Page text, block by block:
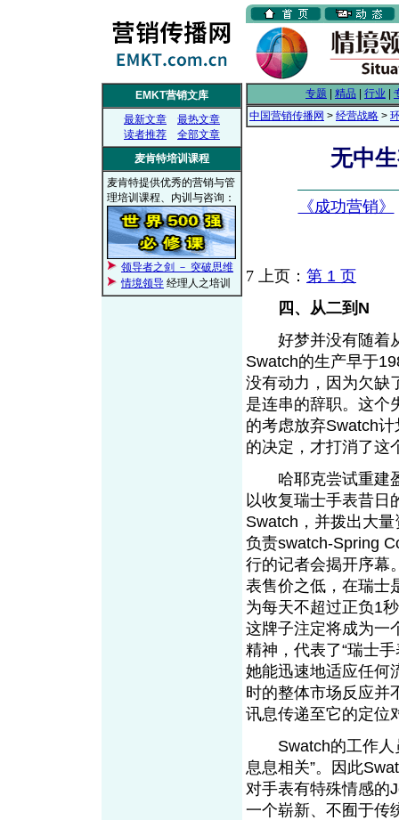
EMKT营销文库
最新文章
最热文章
读者推荐
全部文章
麦肯特培训课程
麦肯特提供优秀的营销与管
理培训课程、内训与咨询：
领导者之剑 － 突破思维
情境领导 经理人之培训
专题 精品 行业
中国营销传播网 > 经营战略 >
无中
《成功营销》
7 上页： 第 1 页
四、从二到N
好梦并没有随着从
Swatch的生产早于
没有动力，因为欠缺
是连串的辞职。这个
的考虑放弃Swatch
的决定，才打消了这
哈耶克尝试重建盈
以收复瑞士手表昔日
Swatch，并拨出大
负责swatch-Spring
行的记者会揭开序幕
表售价之低，在瑞士
为每天不超过正负1
这牌子注定将成为一
精神，代表了“瑞士
她能迅速地适应任何
时的整体市场反应并
讯息传递至它的定位
Swatch的工作人员
息息相关”。因此
对手表有特殊情感的
一个崭新、不囿于传